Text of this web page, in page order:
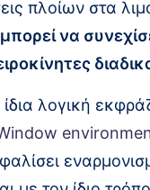
πλοίων στα
να
λογική